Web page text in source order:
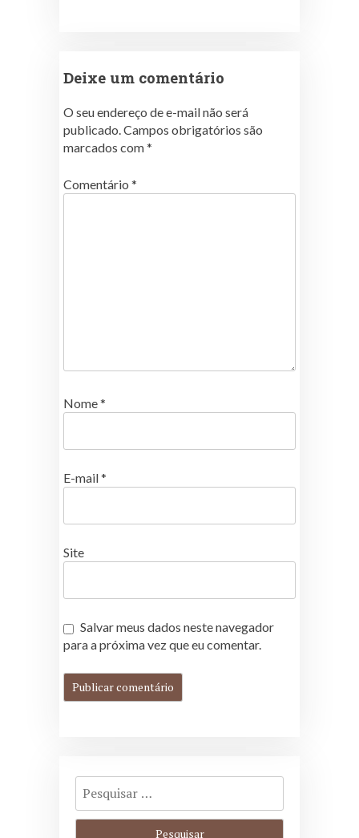
Deixe um comentário
O seu endereço de e-mail não será
publicado.Campos obrigatórios são
marcados com*
Comentário *
Nome*
E-mail*
Site
Salvar meus dados neste navegador
para a próxima vez que eu comentar.